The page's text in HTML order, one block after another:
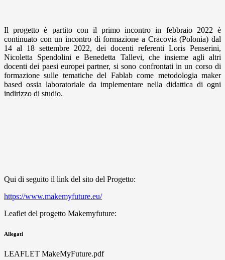
Il progetto è partito con il primo incontro in febbraio 2022 è
continuato con un incontro di formazione a Cracovia (Polonia) dal
14 al 18 settembre 2022, dei docenti referenti Loris Penserini,
Nicoletta Spendolini e Benedetta Tallevi, che insieme agli altri
docenti dei paesi europei partner, si sono confrontati in un corso di
formazione sulle tematiche del Fablab come metodologia maker
based ossia laboratoriale da implementare nella didattica di ogni
indirizzo di studio.
Qui di seguito il link del sito del Progetto:
https://www.makemyfuture.eu/
Leaflet del progetto Makemyfuture:
Allegati
LEAFLET MakeMyFuture.pdf